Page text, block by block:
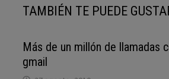
TAMBIÉN TE PUEDE
Más de un millón de llamadas
gmail